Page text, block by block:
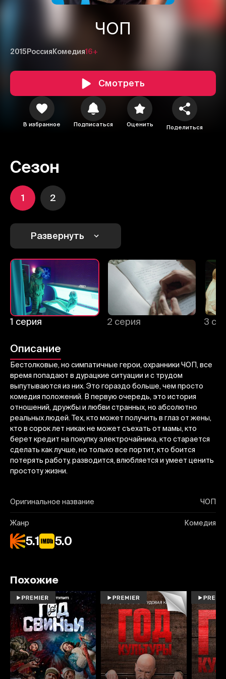
ЧОП
2015 Россия Комедия16+
Смотреть
В избранное Подписаться Оценить Поделиться
Сезон
1 2
Развернуть
1 серия 2 серия 3
Описание
Бестолковые, но симпатичные герои, охранники ЧОП, все
время попадают в дурацкие ситуации и с трудом
выпутываются из них. Это гораздо больше, чем просто
комедия положений. В первую очередь, это история
отношений, дружбы и любви странных, но абсолютно
реальных людей. Тех, кто может получить в глаз от жены,
кто в сорок лет никак не может съехать от мамы, кто
берет кредит на покупку электрочайника, кто старается
сделать как лучше, но только все портит, кто боится
потерять работу, разводится, влюбляется и умеет ценить
простоту жизни.
Оригинальное название ЧОП
Жанр Комедия
5.1 5.0
1
Отправить
Похожие
Авторизоваться